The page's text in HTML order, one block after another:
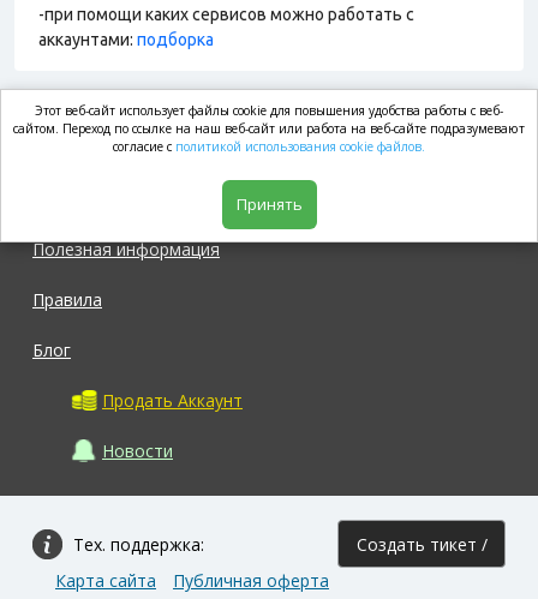
-при помощи каких сервисов можно работать с
аккаунтами: подборка
market.com
Полезная информация
Правила
Блог
Продать Аккаунт
Новости
Тех. поддержка: Создать тикет /
Карта сайта
Публичная оферта
Этот веб-сайт использует файлы cookie для повышения удобства работы с веб-
сайтом. Переход по ссылке на наш веб-сайт или работа на веб-сайте подразумевают
согласие с политикой использования cookie файлов.
Принять